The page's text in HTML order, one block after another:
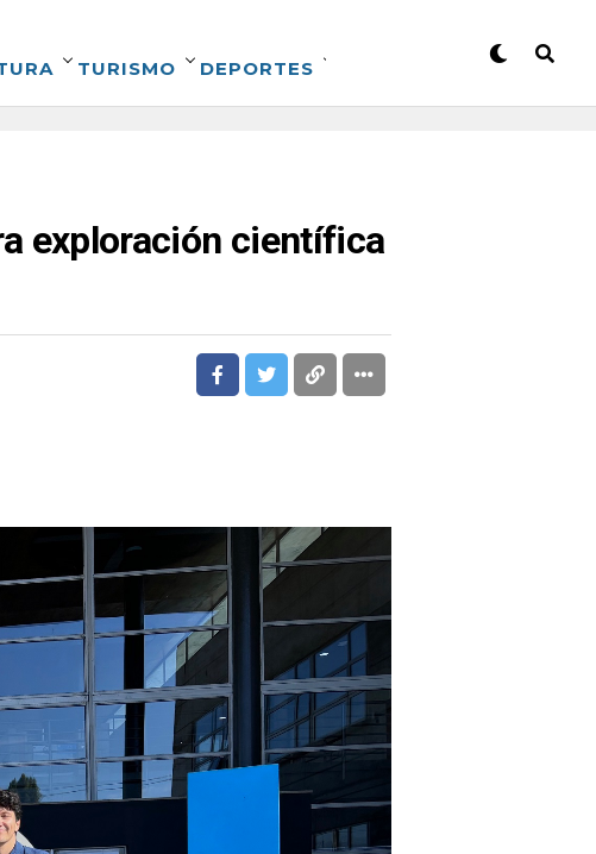
TURISMO DEPORTES
exploración científica